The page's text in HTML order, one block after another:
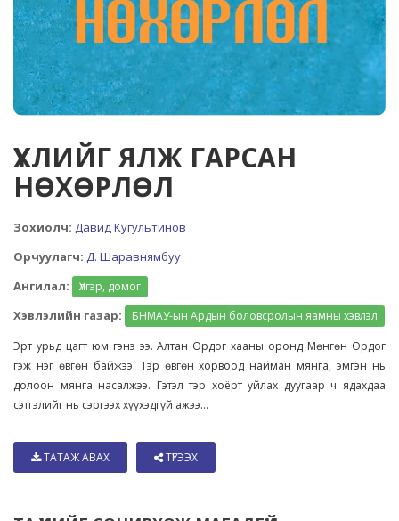
ҮХЛИЙГ ЯЛЖ ГАРСАН
НӨХӨРЛӨЛ
Зохиолч: Давид Кугультинов
Орчуулагч: Д. Шаравнямбуу
Ангилал:
Үлгэр, домог
Хэвлэлийн газар:
БНМАУ-ын Ардын боловсролын яамны хэвлэл
Эрт урьд цагт юм гэнэ ээ. Алтан Ордог хааны оронд Мөнгөн Ордог
гэж нэг өвгөн байжээ. Тэр өвгөн хорвоод найман мянга, эмгэн нь
долоон мянга насалжээ. Гэтэл тэр хоёрт уйлах дуугаар ч ядахдаа
сэтгэлийг нь сэргээх хүүхэдгүй ажээ...
ТАТАЖ АВАХ ТҮГЭЭХ